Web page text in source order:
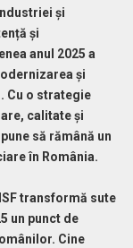
și
și
anul 2025 a
și
Cu o strategie
calitate și
să rămână un
în România.
transformă sute
un punct de
Cine